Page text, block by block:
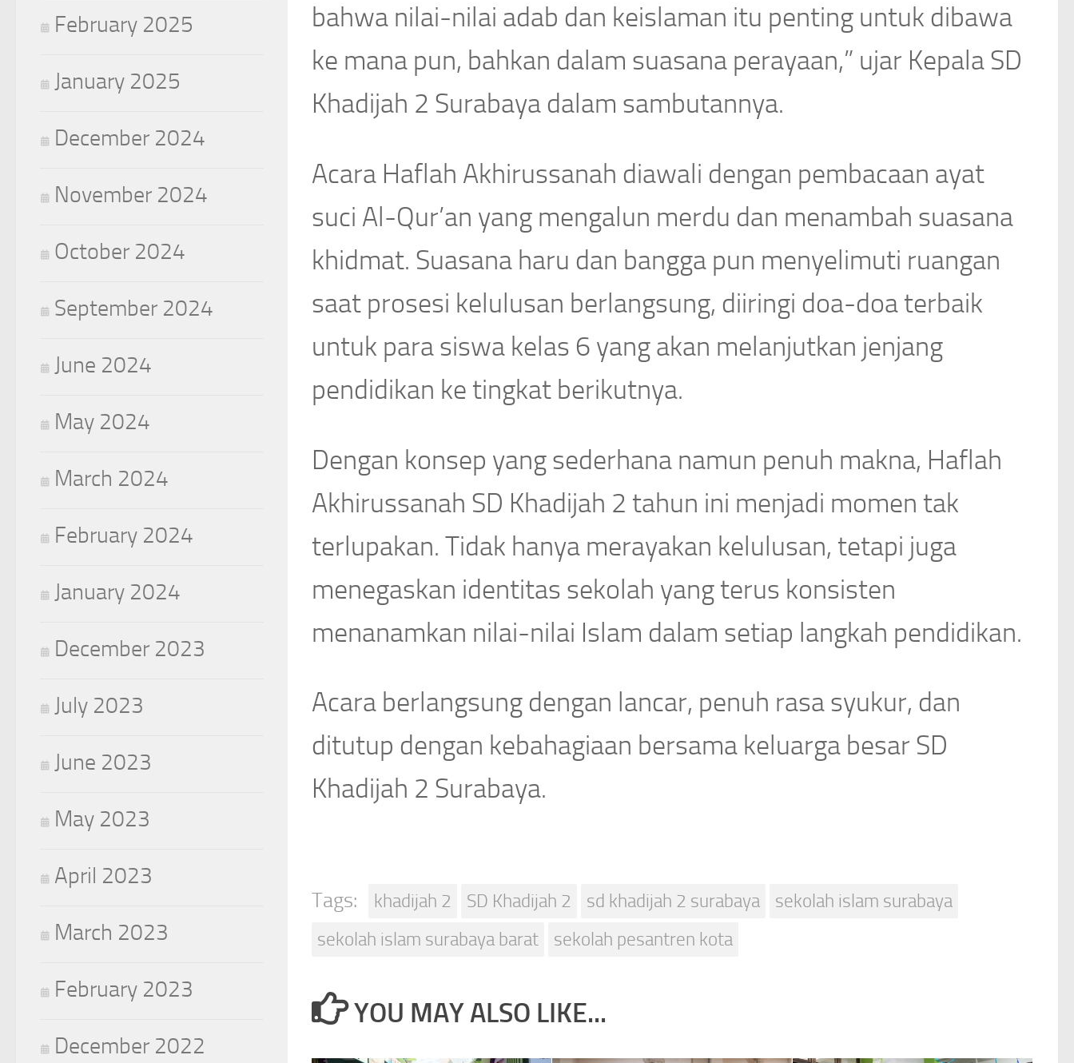
bahwa nilai-nilai adab dan keislaman itu penting untuk dibawa
ke mana pun, bahkan dalam suasana perayaan,” ujar Kepala SD
Khadijah 2 Surabaya dalam sambutannya.
Acara Haflah Akhirussanah diawali dengan pembacaan ayat
suci Al-Qur’an yang mengalun merdu dan menambah suasana
khidmat. Suasana haru dan bangga pun menyelimuti ruangan
saat prosesi kelulusan berlangsung, diiringi doa-doa terbaik
untuk para siswa kelas 6 yang akan melanjutkan jenjang
pendidikan ke tingkat berikutnya.
Dengan konsep yang sederhana namun penuh makna, Haflah
Akhirussanah SD Khadijah 2 tahun ini menjadi momen tak
terlupakan. Tidak hanya merayakan kelulusan, tetapi juga
menegaskan identitas sekolah yang terus konsisten
menanamkan nilai-nilai Islam dalam setiap langkah pendidikan.
Acara berlangsung dengan lancar, penuh rasa syukur, dan
ditutup dengan kebahagiaan bersama keluarga besar SD
Khadijah 2 Surabaya.
Tags: khadijah 2 SD Khadijah 2 sd khadijah 2 surabaya
sekolah islam surabaya
sekolah islam surabaya barat
sekolah pesantren kota
YOU MAY ALSO LIKE...
February 2025
January 2025
December 2024
November 2024
October 2024
September 2024
June 2024
May 2024
March 2024
February 2024
January 2024
December 2023
July 2023
June 2023
May 2023
April 2023
March 2023
February 2023
December 2022